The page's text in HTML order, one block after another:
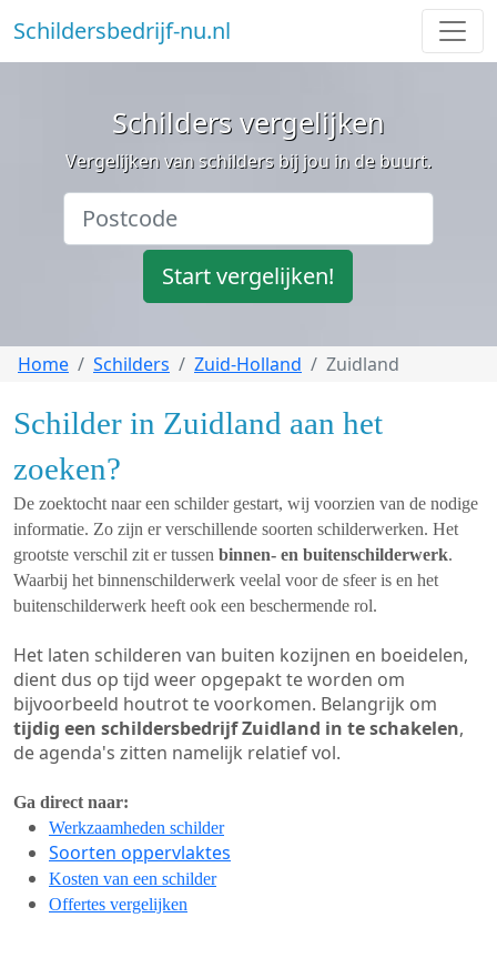
Schildersbedrijf-nu.nl
Schilders vergelijken
Vergelijken van schilders bij jou in de buurt.
Start vergelijken!
Home Schilders Zuid-Holland Zuidland
Schilder in Zuidland aan het
zoeken?
De zoektocht naar een schilder gestart, wij voorzien van de nodige
informatie. Zo zijn er verschillende soorten schilderwerken. Het
grootste verschil zit er tussen binnen- en buitenschilderwerk.
Waarbij het binnenschilderwerk veelal voor de sfeer is en het
buitenschilderwerk heeft ook een beschermende rol.
Het laten schilderen van buiten kozijnen en boeidelen,
dient dus op tijd weer opgepakt te worden om
bijvoorbeeld houtrot te voorkomen. Belangrijk om
tijdig een schildersbedrijf Zuidland in te schakelen,
de agenda's zitten namelijk relatief vol.
Ga direct naar:
Werkzaamheden schilder
Soorten oppervlaktes
Kosten van een schilder
Offertes vergelijken